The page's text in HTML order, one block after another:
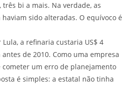
três bi a mais. Na verdade, as
sido alteradas. O equívoco é
a refinaria custaria US$ 4
de 2010. Como uma empresa
cometer um erro de planejamento
é simples: a estatal não tinha